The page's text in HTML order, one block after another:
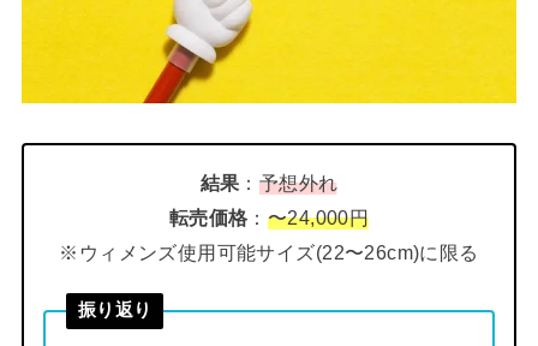
結果 ： 予想外れ
転売価格 ： 〜24,000円
※ウィメンズ使用可能サイズ(22〜26cm)に限る
振り返り